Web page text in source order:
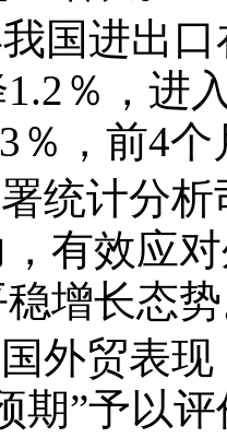
国进出
％，进
％，前4
统计分
，有效应
增长态
外贸表
期”予以